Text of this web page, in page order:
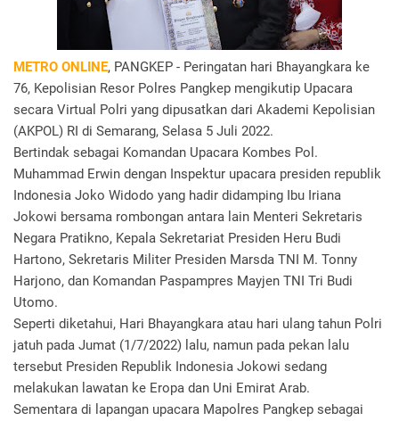
METRO ONLINE, PANGKEP - Peringatan hari Bhayangkara ke
76, Kepolisian Resor Polres Pangkep mengikutip Upacara
secara Virtual Polri yang dipusatkan dari Akademi Kepolisian
(AKPOL) RI di Semarang, Selasa 5 Juli 2022.
Bertindak sebagai Komandan Upacara Kombes Pol.
Muhammad Erwin dengan Inspektur upacara presiden republik
Indonesia Joko Widodo yang hadir didamping Ibu Iriana
Jokowi bersama rombongan antara lain Menteri Sekretaris
Negara Pratikno, Kepala Sekretariat Presiden Heru Budi
Hartono, Sekretaris Militer Presiden Marsda TNI M. Tonny
Harjono, dan Komandan Paspampres Mayjen TNI Tri Budi
Utomo.
Seperti diketahui, Hari Bhayangkara atau hari ulang tahun Polri
jatuh pada Jumat (1/7/2022) lalu, namun pada pekan lalu
tersebut Presiden Republik Indonesia Jokowi sedang
melakukan lawatan ke Eropa dan Uni Emirat Arab.
Sementara di lapangan upacara Mapolres Pangkep sebagai